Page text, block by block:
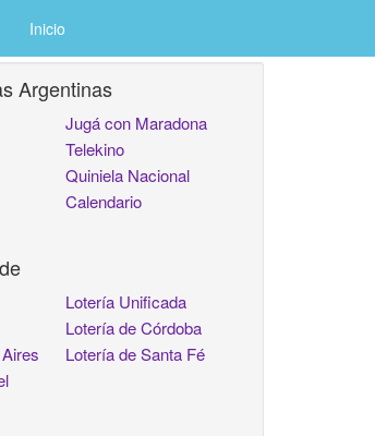
Inicio
Argentinas
Jugá con Maradona
Telekino
Quiniela Nacional
Calendario
Lotería Unificada
Lotería de Córdoba
Lotería de Santa Fé